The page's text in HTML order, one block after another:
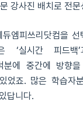
강사진 배치로 전
엠피쓰리닷컴을 선
‘실시간 피드백
분에 중간에 방향
었죠. 많은 학습자
답니다.